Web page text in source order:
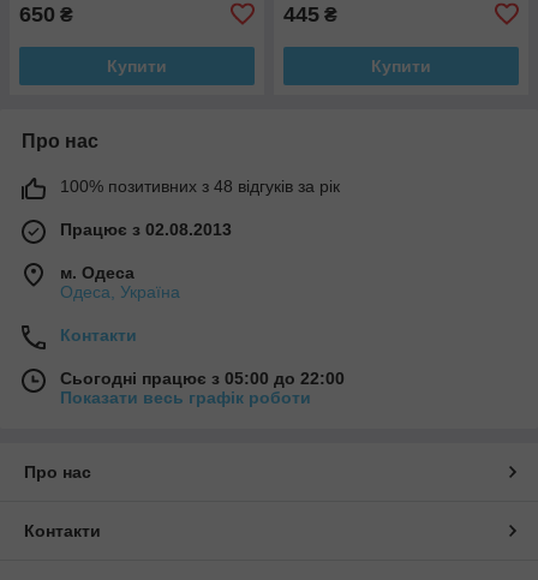
650 ₴
Купити
445 ₴
Купити
Про нас
100% позитивних з 48 відгуків за рік
Працює з 02.08.2013
м. Одеса
Одеса, Україна
Контакти
Сьогодні працює з 05:00 до 22:00
Показати весь графік роботи
Про нас
Контакти